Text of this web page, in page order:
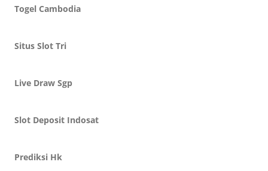
Togel Cambodia
Situs Slot Tri
Live Draw Sgp
Slot Deposit Indosat
Prediksi Hk